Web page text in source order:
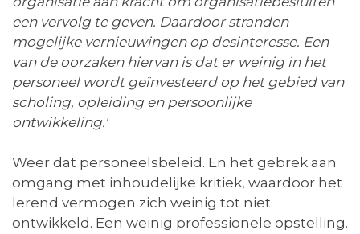
een vervolg te geven. Daardoor stranden
mogelijke vernieuwingen op desinteresse. Een
van de oorzaken hiervan is dat er weinig in het
personeel wordt geïnvesteerd op het gebied van
scholing, opleiding en persoonlijke
ontwikkeling.'
Weer dat personeelsbeleid. En het gebrek aan
omgang met inhoudelijke kritiek, waardoor het
lerend vermogen zich weinig tot niet
ontwikkeld. Een weinig professionele opstelling.